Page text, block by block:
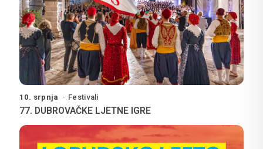
10. srpnja Festivali
77. DUBROVAČKE LJETNE IGRE